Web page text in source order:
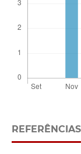
REFERÊNCIAS